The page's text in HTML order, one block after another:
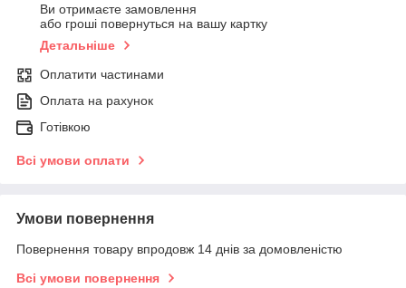
Ви отримаєте замовлення
або гроші повернуться на вашу картку
Детальніше
Оплатити частинами
Оплата на рахунок
Готівкою
Всі умови оплати
Умови повернення
Повернення товару впродовж 14 днів за домовленістю
Всі умови повернення